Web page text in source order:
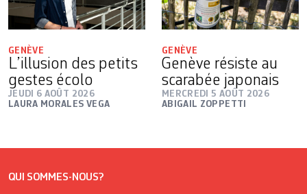
GENÈVE
L’illusion des petits
gestes écolo
JEUDI 6 AOÛT 2026
LAURA MORALES VEGA
GENÈVE
Genève résiste au
scarabée japonais
MERCREDI 5 AOÛT 2026
ABIGAIL ZOPPETTI
QUI SOMMES-NOUS?